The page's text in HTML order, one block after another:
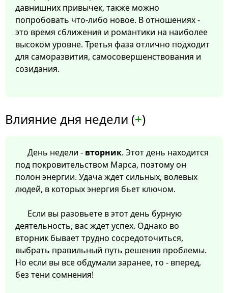
давнишних привычек, также можно
попробовать что-либо новое. В отношениях -
это время сближения и романтики на наиболее
высоком уровне. Третья фаза отлично подходит
для саморазвития, самосовершенствования и
созидания.
Влияние дня недели (+)
День недели - вторник. Этот день находится
под покровительством Марса, поэтому он
полон энергии. Удача ждет сильных, волевых
людей, в которых энергия бьет ключом.
Если вы разовьете в этот день бурную
деятельность, вас ждет успех. Однако во
вторник бывает трудно сосредоточиться,
выбрать правильный путь решения проблемы.
Но если вы все обдумали заранее, то - вперед,
без тени сомнения!